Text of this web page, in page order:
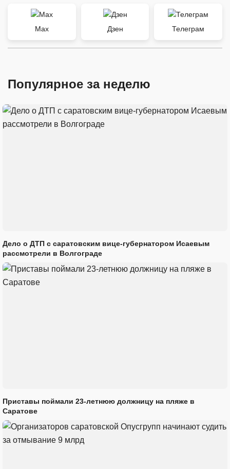
Max Дзен Телеграм
Популярное за неделю
Дело о ДТП с саратовским вице-губернатором Исаевым
рассмотрели в Волгограде
Приставы поймали 23-летнюю должницу на пляже в
Саратове